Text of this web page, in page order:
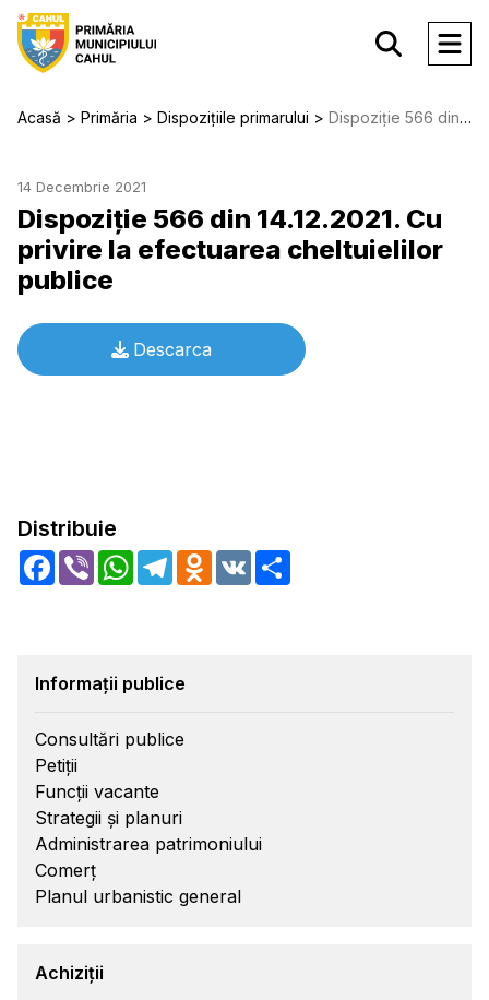
Acasă Primăria Dispozițiile primarului Dispoziție 566 din 14.12.2021. Cu privire la efectuarea cheltuielilor publice
14 Decembrie 2021
Dispoziție 566 din 14.12.2021. Cu
privire la efectuarea cheltuielilor
publice
Descarca
Distribuie
Facebook
Viber WhatsApp
TelegramOdnoklassniki
VK
Informații publice
Consultări publice
Petiții
Funcții vacante
Strategii și planuri
Administrarea patrimoniului
Comerț
Planul urbanistic general
Achiziții